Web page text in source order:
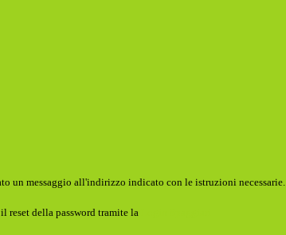
un messaggio all'indirizzo indicato con le istruzioni necessarie.
reset della password tramite la